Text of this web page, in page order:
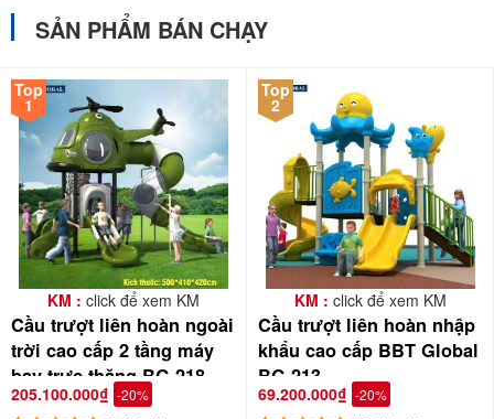
SẢN PHẨM BÁN CHẠY
Top
1
KM : click để xem KM
Cầu trượt liên hoàn ngoài
trời cao cấp 2 tầng máy
bay trực thăng BG-218
205.100.000₫ -20%
Top
2
KM : click để xem KM
Cầu trượt liên hoàn nhập
khẩu cao cấp BBT Global
BG-213
69.200.000₫ -20%